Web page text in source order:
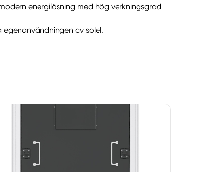
energilösning med hög verkningsgrad
av solel.